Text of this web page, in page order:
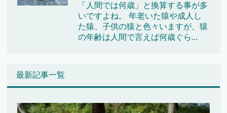
「人間では何歳」と換算する事が多
いですよね。 年老いた猿や成人し
た猿、子供の猿と色々いますが、猿
の年齢は人間で言えば何歳ぐら...
最新記事一覧